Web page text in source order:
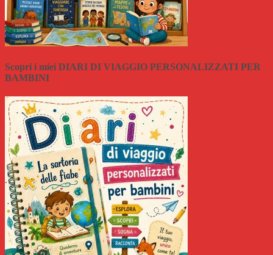
Scopri i miei DIARI DI VIAGGIO PERSONALIZZATI PER
BAMBINI